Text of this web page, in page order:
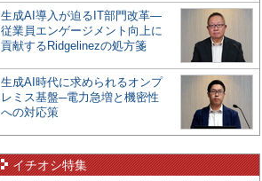
生成AI導入が迫るIT部門改革―
従業員エンゲージメント向上に
貢献するRidgelinezの処方箋
生成AI時代に求められるオンプ
レミス基盤─電力急増と機密性
への対応策
イチオシ特集